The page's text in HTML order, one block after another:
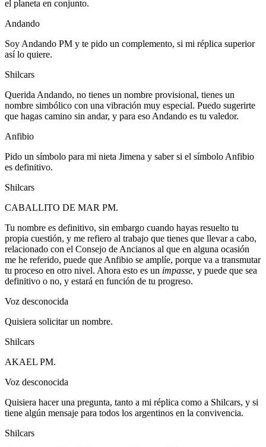
el planeta en conjunto.
Andando
Soy Andando PM y te pido un complemento, si mi réplica superior
así lo quiere.
Shilcars
Querida Andando, no tienes un nombre provisional, tienes un
nombre simbólico con una vibración muy especial. Puedo sugerirte
que hagas camino sin andar, y para eso Andando es tu valedor.
Anfibio
Pido un símbolo para mi nieta Jimena y saber si el símbolo Anfibio
es definitivo.
Shilcars
CABALLITO DE MAR PM.
Tu nombre es definitivo, sin embargo cuando hayas resuelto tu
propia cuestión, y me refiero al trabajo que tienes que llevar a cabo,
relacionado con el Consejo de Ancianos al que en alguna ocasión
me he referido, puede que Anfibio se amplíe, porque va a transmutar
tu proceso en otro nivel. Ahora esto es un impasse, y puede que sea
definitivo o no, y estará en función de tu progreso.
Voz desconocida
Quisiera solicitar un nombre.
Shilcars
AKAEL PM.
Voz desconocida
Quisiera hacer una pregunta, tanto a mi réplica como a Shilcars, y si
tiene algún mensaje para todos los argentinos en la convivencia.
Shilcars